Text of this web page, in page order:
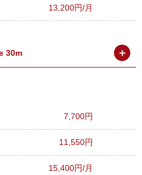
13,200円/月
30m ＋
7,700円
11,550円
15,400円/月